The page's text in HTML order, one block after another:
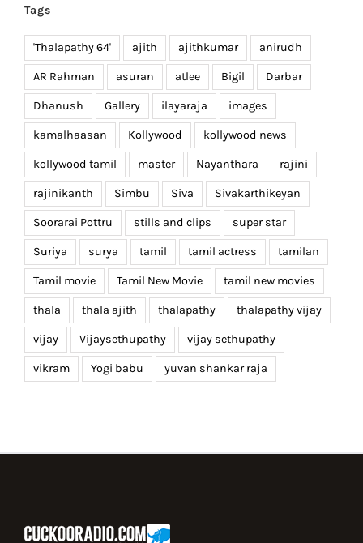
Tags
'Thalapathy 64' ajith ajithkumar anirudh
AR Rahman asuran atlee Bigil Darbar
Dhanush Gallery ilayaraja images
kamalhaasan Kollywood kollywood news
kollywood tamil master Nayanthara rajini
rajinikanth Simbu Siva Sivakarthikeyan
Soorarai Pottru stills and clips super star
Suriya surya tamil tamil actress tamilan
Tamil movie Tamil New Movie tamil new movies
thala thala ajith thalapathy thalapathy vijay
vijay Vijaysethupathy vijay sethupathy
vikram Yogi babu yuvan shankar raja